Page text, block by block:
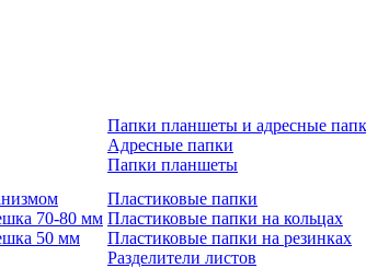
Папки планшеты и адресные
Адресные папки
Папки планшеты
70-80 мм
50 мм
Пластиковые папки
Пластиковые папки на кольцах
Пластиковые папки на резинках
Разделители листов